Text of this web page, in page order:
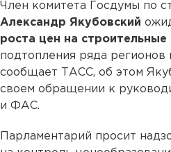
Член комитета Госдумы по
Александр Якубовский
роста цен на
подтопления ряда регионов
сообщает ТАСС, об этом
своем обращении к
и ФАС.
Парламентарий просит